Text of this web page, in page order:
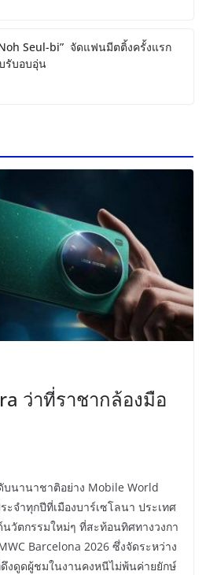
Seul-bi” จัดแฟนมีตติ้งครั้งแรก
รับอบอุ่น
ว่าที่ราชากล้องมือ
บนานาชาติอย่าง Mobile World
จำทุกปีที่เมืองบาร์เซโลนา ประเทศ
นวัตกรรมใหม่ๆ ที่สะท้อนทิศทางวงกา
Barcelona 2026 ซึ่งจัดระหว่าง
ดูดผู้ชมในงานคงหนีไม่พ้นค่ายยักษ์